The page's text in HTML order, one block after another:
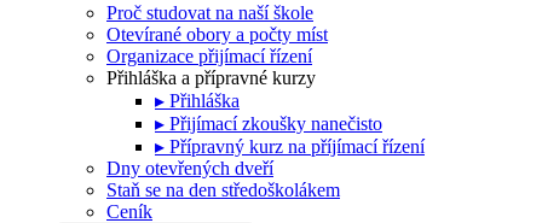
Proč studovat na naší škole
Otevírané obory a počty míst
Organizace přijímací řízení
Přihláška a přípravné kurzy
▸ Přihláška
▸ Přijímací zkoušky nanečisto
▸ Přípravný kurz na příjímací řízení
Dny otevřených dveří
Staň se na den středoškolákem
Ceník